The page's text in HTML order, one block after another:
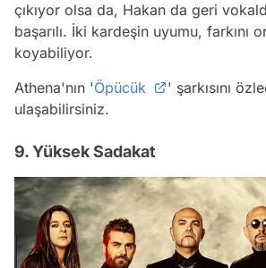
çıkıyor olsa da, Hakan da geri
başarılı. İki kardeşin uyumu, farkını
koyabiliyor.
Athena'nın 'Öpücük
' şarkısını
ulaşabilirsiniz.
9. Yüksek Sadakat